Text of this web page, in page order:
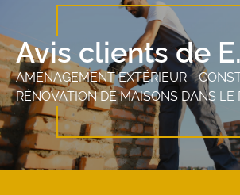
Avis clients de
AMÉNAGEMENT EXTÉRIEUR -
RÉNOVATION DE MAISONS DANS LE